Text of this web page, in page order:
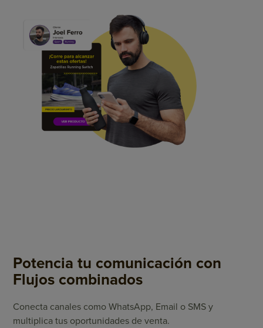
Potencia tu comunicación con
Flujos combinados
Conecta canales como WhatsApp, Email o SMS y
multiplica tus oportunidades de venta.